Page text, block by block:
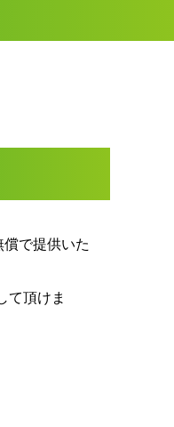
で提供いた
て頂けま